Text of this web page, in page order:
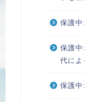
保護中
保護中
代によ
保護中